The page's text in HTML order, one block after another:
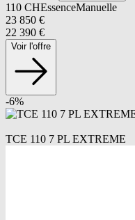
110 CHEssenceManuelle
23 850 €
22 390 €
Voir l'offre
-6%
TCE 110 7 PL EXTREME